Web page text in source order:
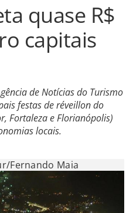
quase R$
capitais
de Notícias do Turismo
festas de réveillon do
Fortaleza e Florianópolis)
locais.
Fernando Maia